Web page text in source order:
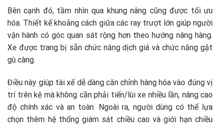
Bên cạnh đó, tầm nhìn qua khung nâng cũng được tối ưu
hóa. Thiết kế khoảng cách giữa các ray trượt lớn giúp người
vận hành có góc quan sát rộng hơn theo hướng nâng hàng.
Xe được trang bị sẵn chức năng dịch giá và chức năng gật
gù càng.
Điều này giúp tài xế dễ dàng căn chỉnh hàng hóa vào đúng vị
trí trên kệ mà không cần phải tiến/lùi xe nhiều lần, nâng cao
độ chính xác và an toàn. Ngoài ra, người dùng có thể lựa
chọn thêm hệ thống giám sát chiều cao và giới hạn chiều